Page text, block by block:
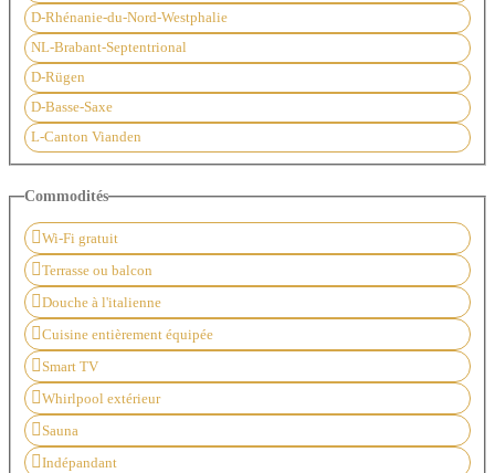
D-Rhénanie-du-Nord-Westphalie
NL-Brabant-Septentrional
D-Rügen
D-Basse-Saxe
L-Canton Vianden
Commodités
Wi-Fi gratuit
Terrasse ou balcon
Douche à l'italienne
Cuisine entièrement équipée
Smart TV
Whirlpool extérieur
Sauna
Indépandant